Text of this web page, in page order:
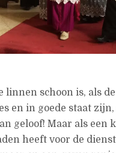
linnen schoon is, als de
en in goede staat zijn,
geloof! Maar als een
heeft voor de